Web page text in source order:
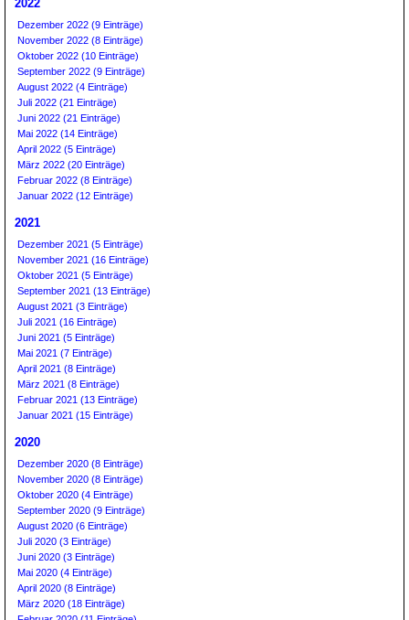
2022
Dezember 2022 (9 Einträge)
November 2022 (8 Einträge)
Oktober 2022 (10 Einträge)
September 2022 (9 Einträge)
August 2022 (4 Einträge)
Juli 2022 (21 Einträge)
Juni 2022 (21 Einträge)
Mai 2022 (14 Einträge)
April 2022 (5 Einträge)
März 2022 (20 Einträge)
Februar 2022 (8 Einträge)
Januar 2022 (12 Einträge)
2021
Dezember 2021 (5 Einträge)
November 2021 (16 Einträge)
Oktober 2021 (5 Einträge)
September 2021 (13 Einträge)
August 2021 (3 Einträge)
Juli 2021 (16 Einträge)
Juni 2021 (5 Einträge)
Mai 2021 (7 Einträge)
April 2021 (8 Einträge)
März 2021 (8 Einträge)
Februar 2021 (13 Einträge)
Januar 2021 (15 Einträge)
2020
Dezember 2020 (8 Einträge)
November 2020 (8 Einträge)
Oktober 2020 (4 Einträge)
September 2020 (9 Einträge)
August 2020 (6 Einträge)
Juli 2020 (3 Einträge)
Juni 2020 (3 Einträge)
Mai 2020 (4 Einträge)
April 2020 (8 Einträge)
März 2020 (18 Einträge)